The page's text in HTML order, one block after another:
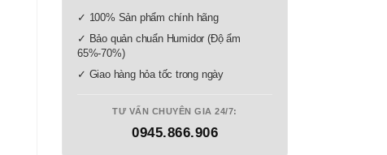
✓ 100% Sản phẩm chính hãng
✓ Bảo quản chuẩn Humidor (Độ ẩm
65%-70%)
✓ Giao hàng hỏa tốc trong ngày
TƯ VẤN CHUYÊN GIA 24/7:
0945.866.906